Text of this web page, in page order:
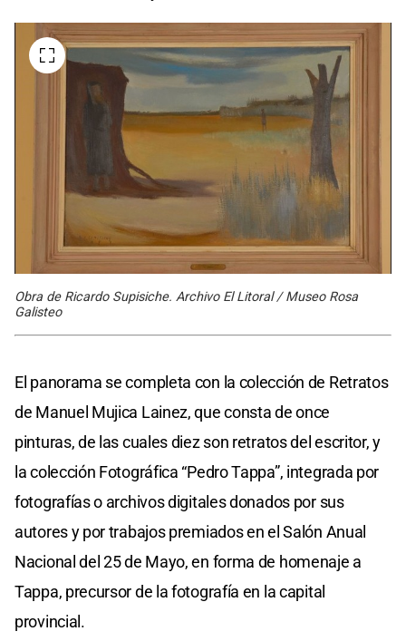
Obra de Ricardo Supisiche. Archivo El Litoral / Museo Rosa
Galisteo
El panorama se completa con la colección de Retratos
de Manuel Mujica Lainez, que consta de once
pinturas, de las cuales diez son retratos del escritor, y
la colección Fotográfica “Pedro Tappa”, integrada por
fotografías o archivos digitales donados por sus
autores y por trabajos premiados en el Salón Anual
Nacional del 25 de Mayo, en forma de homenaje a
Tappa, precursor de la fotografía en la capital
provincial.